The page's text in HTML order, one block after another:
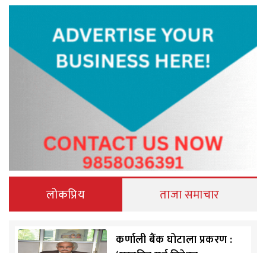
लोकप्रिय ताजा समाचार
कर्णाली बैंक घोटाला प्रकरण :